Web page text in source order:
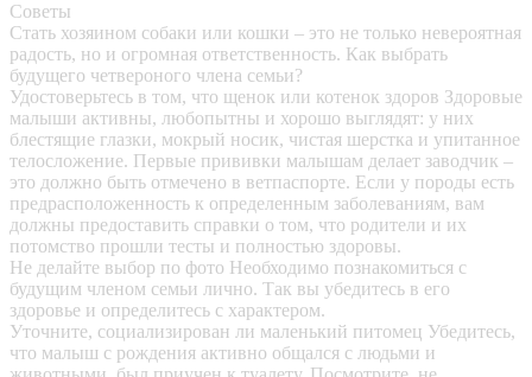
Советы
Стать хозяином собаки или кошки – это не только невероятная
радость, но и огромная ответственность. Как выбрать
будущего четвероного члена семьи?
Удостоверьтесь в том, что щенок или котенок здоров Здоровые
малыши активны, любопытны и хорошо выглядят: у них
блестящие глазки, мокрый носик, чистая шерстка и упитанное
телосложение. Первые прививки малышам делает заводчик –
это должно быть отмечено в ветпаспорте. Если у породы есть
предрасположенность к определенным заболеваниям, вам
должны предоставить справки о том, что родители и их
потомство прошли тесты и полностью здоровы.
Не делайте выбор по фото Необходимо познакомиться с
будущим членом семьи лично. Так вы убедитесь в его
здоровье и определитесь с характером.
Уточните, социализирован ли маленький питомец Убедитесь,
что малыш с рождения активно общался с людьми и